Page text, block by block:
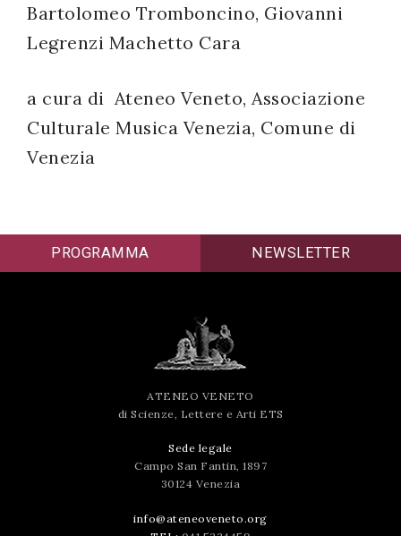
Bartolomeo Tromboncino, Giovanni
Legrenzi Machetto Cara
a cura di Ateneo Veneto, Associazione
Culturale Musica Venezia, Comune di
Venezia
PROGRAMMA NEWSLETTER
ATENEO VENETO
di Scienze, Lettere e Arti ETS
Sede legale
Campo San Fantin, 1897
30124 Venezia
info@ateneoveneto.org